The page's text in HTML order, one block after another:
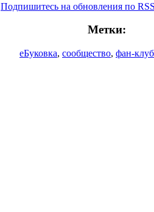
Подпишитесь на обновления по
Метки:
еБуковка, сообщество, фан-клуб